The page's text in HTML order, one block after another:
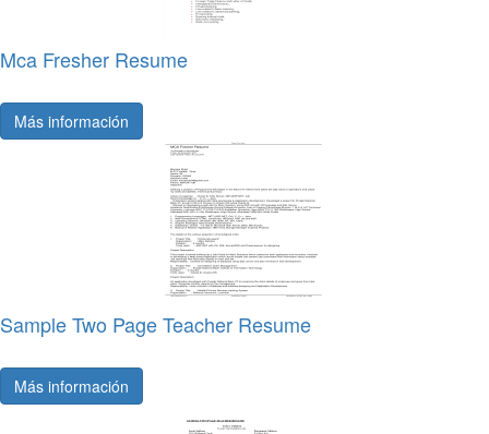
Mca Fresher Resume
Más información
Sample Two Page Teacher Resume
Más información